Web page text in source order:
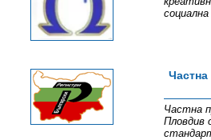
социална
Частна
Пловдив